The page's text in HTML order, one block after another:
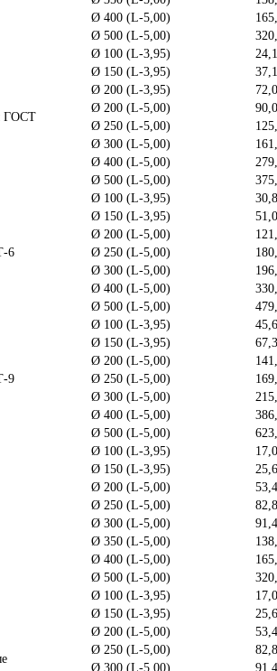
Ø 400 (L-5,00)
Ø 500 (L-5,00)
ГОСТ
Ø 100 (L-3,95)
24,1
Ø 150 (L-3,95)
37,1
Ø 200 (L-3,95)
72,0
Ø 200 (L-5,00)
90,0
Ø 250 (L-5,00)
Ø 300 (L-5,00)
Ø 400 (L-5,00)
Ø 500 (L-5,00)
6
Ø 100 (L-3,95)
30,8
Ø 150 (L-3,95)
51,0
Ø 200 (L-5,00)
Ø 250 (L-5,00)
Ø 300 (L-5,00)
Ø 400 (L-5,00)
Ø 500 (L-5,00)
9
Ø 100 (L-3,95)
45,6
Ø 150 (L-3,95)
67,3
Ø 200 (L-5,00)
Ø 250 (L-5,00)
Ø 300 (L-5,00)
Ø 400 (L-5,00)
Ø 500 (L-5,00)
Ø 100 (L-3,95)
17,0
Ø 150 (L-3,95)
25,6
Ø 200 (L-5,00)
53,4
Ø 250 (L-5,00)
82,8
Ø 300 (L-5,00)
91,4
Ø 350 (L-5,00)
Ø 400 (L-5,00)
Ø 500 (L-5,00)
Ø 100 (L-3,95)
17,0
Ø 150 (L-3,95)
25,6
Ø 200 (L-5,00)
53,4
Ø 250 (L-5,00)
82,8
Ø 300 (L-5,00)
91,4